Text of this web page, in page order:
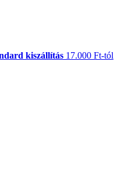
kiszállítás 17.000 Ft-tól